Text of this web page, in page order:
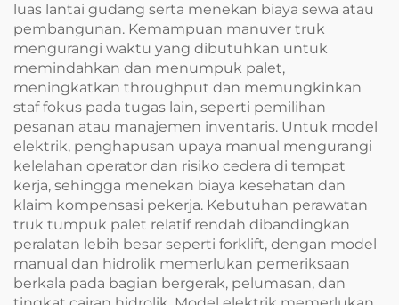
luas lantai gudang serta menekan biaya sewa atau
pembangunan. Kemampuan manuver truk
mengurangi waktu yang dibutuhkan untuk
memindahkan dan menumpuk palet,
meningkatkan throughput dan memungkinkan
staf fokus pada tugas lain, seperti pemilihan
pesanan atau manajemen inventaris. Untuk model
elektrik, penghapusan upaya manual mengurangi
kelelahan operator dan risiko cedera di tempat
kerja, sehingga menekan biaya kesehatan dan
klaim kompensasi pekerja. Kebutuhan perawatan
truk tumpuk palet relatif rendah dibandingkan
peralatan lebih besar seperti forklift, dengan model
manual dan hidrolik memerlukan pemeriksaan
berkala pada bagian bergerak, pelumasan, dan